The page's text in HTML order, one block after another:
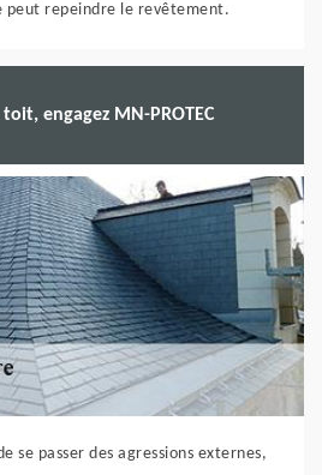
peut repeindre le revêtement.
engagez MN-PROTEC
se passer des agressions externes,